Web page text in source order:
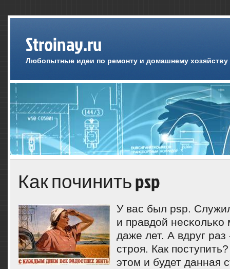
Stroinay.ru
Любопытные идеи по ремонту и домашнему хозяйству
Как починить psp
У вас был psp.
и правдой несκольκо
даже лет. А вдруг
стрοя. Как
этом и будет данная